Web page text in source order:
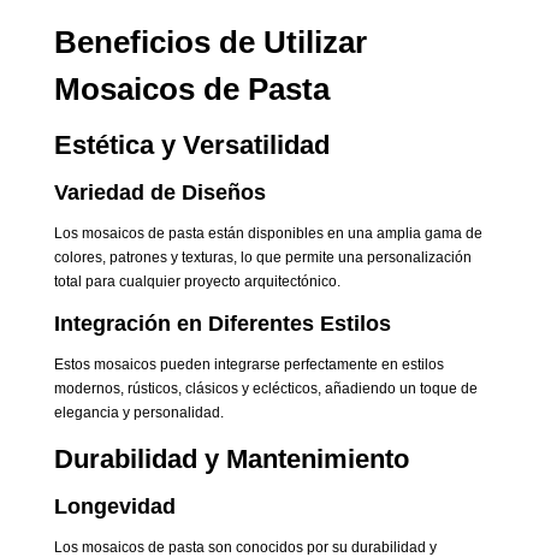
Beneficios de Utilizar
Mosaicos de Pasta
Estética y Versatilidad
Variedad de Diseños
Los mosaicos de pasta están disponibles en una amplia gama de
colores, patrones y texturas, lo que permite una personalización
total para cualquier proyecto arquitectónico.
Integración en Diferentes Estilos
Estos mosaicos pueden integrarse perfectamente en estilos
modernos, rústicos, clásicos y eclécticos, añadiendo un toque de
elegancia y personalidad.
Durabilidad y Mantenimiento
Longevidad
Los mosaicos de pasta son conocidos por su durabilidad y